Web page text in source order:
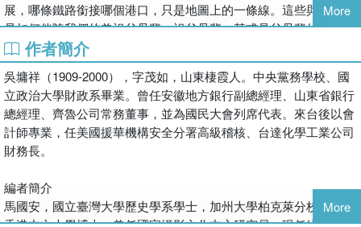
展，哪條鐵路銜接哪個港口，只是地圖上的一條線。這些與那些，
是如何伴隨我們的曾祖父母輩、祖父母輩，甚或是父母輩的人生？
在政府檔案裡找不到的解答，日記則提供了另一種更有「人味」的
指引視角。
民國歷史文化學社出版一系列的民國日記，包括本次的吳墉祥戰後
日記，就是為了要讓逝去的時代影像鮮活
起來。為家屬留紀念，也為歷史留痕跡。
吳墉祥自1927年赴南京考取中央黨務學校起，便有記載日記的習
慣，可惜於戰亂過程中，1944年以前日記亡佚不可得。本次出版雖
後，除了初期短暫清算齊魯公司業務外，是以擔任會計師維生。在
美援進入台灣的背景下，1956年起受聘為美國國際合作總署駐華安
More
作者簡介
吳墉祥（1909-2000），字茂如，山東棲霞人。中央黨務學校、國
立政治大學財政系畢業。曾任安徽地方銀行副總經理、山東省銀行
總經理、齊魯公司常務董事，並為國民大會列席代表。來台後以會
計師專業，任美國援華機構安全分署高級稽核、台達化學工業公司
財務長。
編者簡介
馬國安，國立臺灣大學歷史學系學士，加州大學柏克萊分校碩士，
More